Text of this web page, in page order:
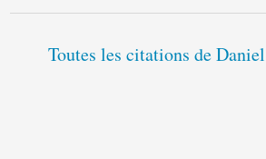
Toutes les citations de